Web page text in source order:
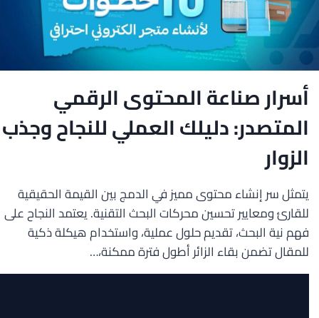
أسرار صناعة المحتوى الرقمي
المتصدر: دليلك العملي للنجاح وجذب
الزوار
يتمثل سر إنشاء محتوى مميز في الدمج بين القيمة الحقيقية
للقارئ ومعايير تحسين محركات البحث التقنية. يعتمد النجاح على
فهم نية البحث، تقديم حلول عملية، واستخدام هيكلة ذكية
للمقال تضمن بقاء الزائر أطول فترة ممكنة،…